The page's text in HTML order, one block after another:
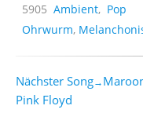
5905 Ambient, Pop
Ohrwurm,
Nächster Song→
Pink Floyd